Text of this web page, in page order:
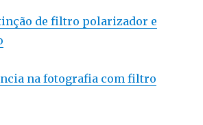
de filtro polarizador e
na fotografia com filtro